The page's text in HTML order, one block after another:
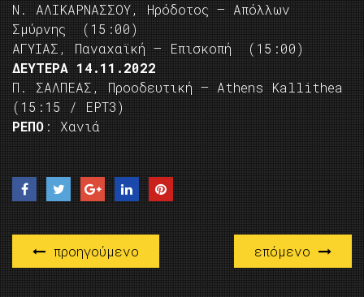
Ν. ΑΛΙΚΑΡΝΑΣΣΟΥ, Ηρόδοτος – Απόλλων
Σμύρνης (15:00)
ΑΓΥΙΑΣ, Παναχαϊκή – Επισκοπή (15:00)
ΔΕΥΤΕΡΑ 14.11.2022
Π. ΣΑΛΠΕΑΣ, Προοδευτική – Athens Kallithea
(15:15 / ΕΡΤ3)
ΡΕΠΟ : Χανιά
προηγούμενο επόμενο